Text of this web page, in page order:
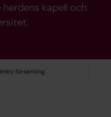
församling
herdens kapell och